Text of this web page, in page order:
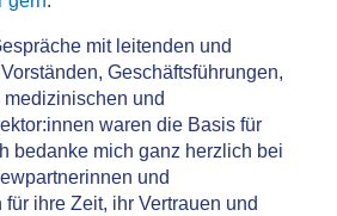
mit leitenden und
Geschäftsführungen,
und
waren die Basis für
bedanke mich ganz herzlich bei
und
für ihre Zeit, ihr Vertrauen und